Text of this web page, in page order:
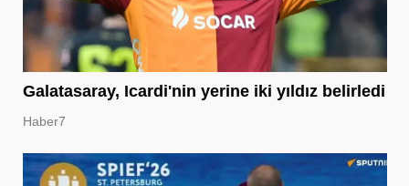
Galatasaray, Icardi'nin yerine iki yıldız belirledi
Haber7